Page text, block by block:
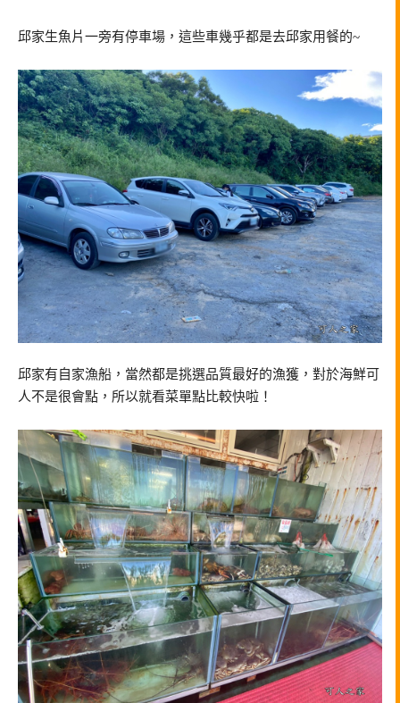
邱家生魚片一旁有停車場，這些車幾乎都是去邱家用餐的~
邱家有自家漁船，當然都是挑選品質最好的漁獲，對於海鮮可
人不是很會點，所以就看菜單點比較快啦！